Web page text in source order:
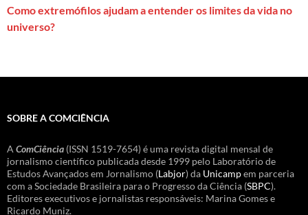
Como extremófilos ajudam a entender os limites da vida no
universo?
SOBRE A COMCIÊNCIA
A ComCiência (ISSN 1519-7654) é uma revista digital mensal de
jornalismo científico publicada desde 1999 pelo Laboratório de
Estudos Avançados em Jornalismo (Labjor) da Unicampem parceria
com a Sociedade Brasileira para o Progresso da Ciência (SBPC).
Editores executivos e jornalistas responsáveis: Marina Gomes e
Ricardo Muniz.